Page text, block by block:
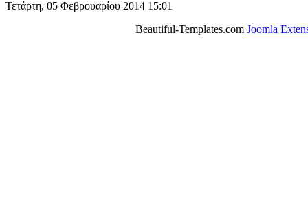
Τετάρτη, 05 Φεβρουαρίου 2014 15:01
Beautiful-Templates.com Joomla